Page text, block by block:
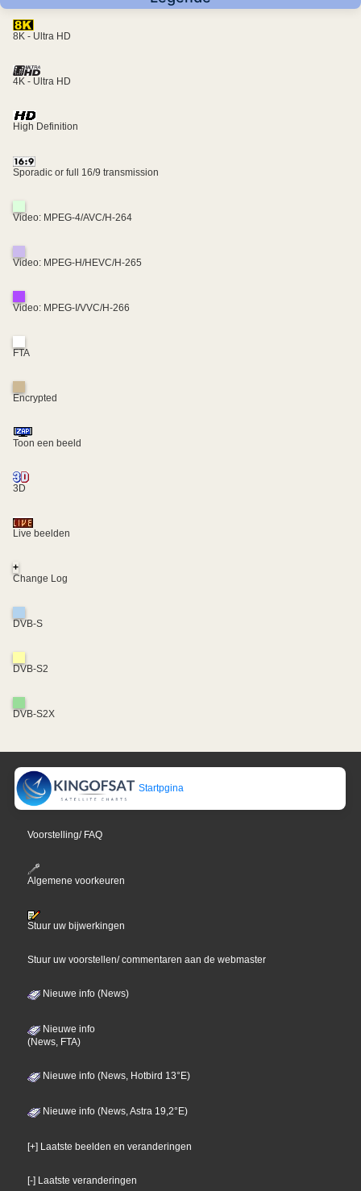
8K - Ultra HD
4K - Ultra HD
High Definition
Sporadic or full 16/9 transmission
Video: MPEG-4/AVC/H-264
Video: MPEG-H/HEVC/H-265
Video: MPEG-I/VVC/H-266
FTA
Encrypted
Toon een beeld
3D
Live beelden
+
Change Log
DVB-S
DVB-S2
DVB-S2X
Startpgina
Voorstelling/ FAQ
Algemene voorkeuren
Stuur uw bijwerkingen
Stuur uw voorstellen/ commentaren aan de webmaster
Nieuwe info (News)
Nieuwe info
(News, FTA)
Nieuwe info (News, Hotbird 13°E)
Nieuwe info (News, Astra 19,2°E)
[+] Laatste beelden en veranderingen
[-] Laatste veranderingen